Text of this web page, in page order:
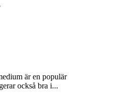
är en populär
också bra i...